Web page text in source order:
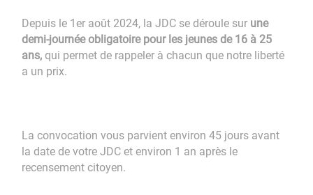
Depuis le 1er août 2024, la JDC se déroule sur une
demi-journée obligatoire pour les jeunes de 16 à 25
ans, qui permet de rappeler à chacun que notre liberté
a un prix.
La convocation vous parvient environ 45 jours avant
la date de votre JDC et environ 1 an après le
recensement citoyen.